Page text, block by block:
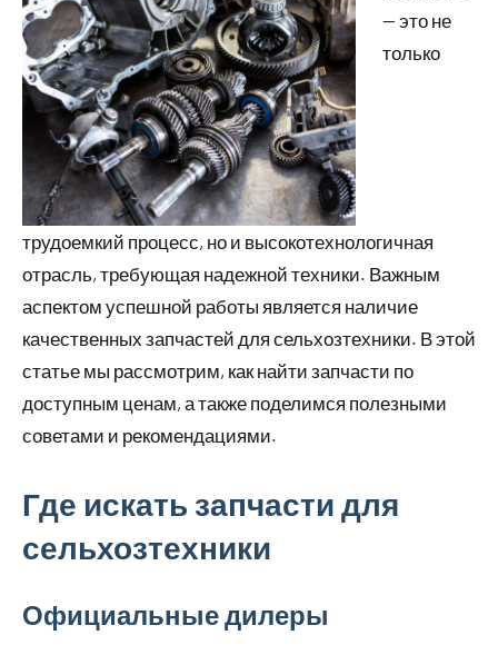
— это не
только
трудоемкий процесс, но и высокотехнологичная
отрасль, требующая надежной техники. Важным
аспектом успешной работы является наличие
качественных запчастей для сельхозтехники. В этой
статье мы рассмотрим, как найти запчасти по
доступным ценам, а также поделимся полезными
советами и рекомендациями.
Где искать запчасти для
сельхозтехники
Официальные дилеры